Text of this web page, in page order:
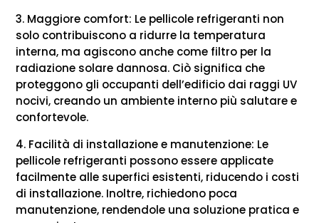
3. Maggiore comfort: Le pellicole refrigeranti non
solo contribuiscono a ridurre la temperatura
interna, ma agiscono anche come filtro per la
radiazione solare dannosa. Ciò significa che
proteggono gli occupanti dell’edificio dai raggi UV
nocivi, creando un ambiente interno più salutare e
confortevole.
4. Facilità di installazione e manutenzione: Le
pellicole refrigeranti possono essere applicate
facilmente alle superfici esistenti, riducendo i costi
di installazione. Inoltre, richiedono poca
manutenzione, rendendole una soluzione pratica e